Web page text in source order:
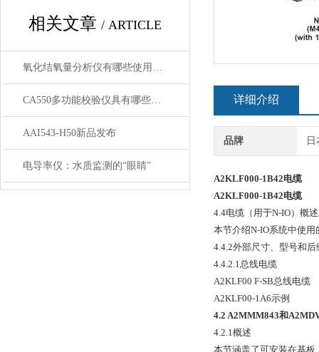
相关文章 / ARTICLE
氧化结氧量分析仪有哪些使用注意事项
CA550多功能校验仪具有哪些特点呢？
AAI543-H50新品发布
电导率仪：水质监测的“眼睛”
详细介绍
品牌
A2KLF000-1B42电缆
A2KLF000-1B42电缆
4.4电缆（用于N-IO）概述
本节介绍N-IO系统中使
4.4.2外部尺寸、型号和后
4.4.2.1总线电缆
A2KLF00 F-SB总线电缆
A2KLF00-1A6示例
4.2 A2MMM843和
4.2.1概述
本节涵盖了可安装在基板